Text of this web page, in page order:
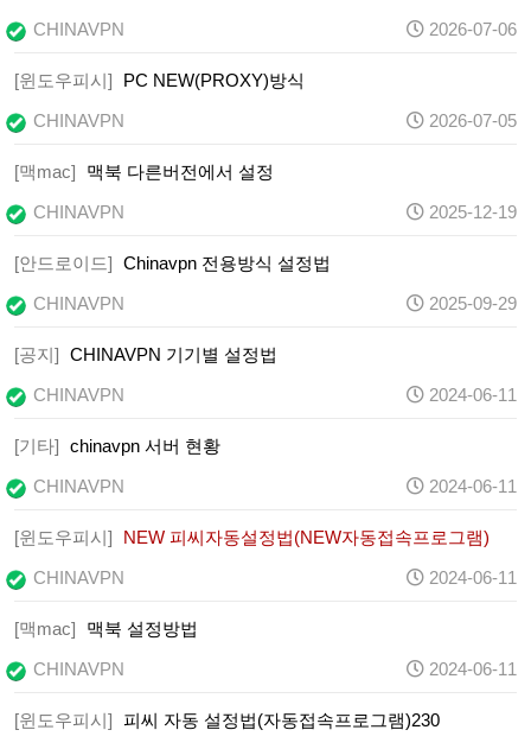
CHINAVPN
2026-07-06
[윈도우피시]
PC NEW(PROXY)방식
CHINAVPN
2026-07-05
[맥mac]
맥북 다른버전에서 설정
CHINAVPN
2025-12-19
[안드로이드] Chinavpn 전용방식 설정법
CHINAVPN
2025-09-29
[공지] CHINAVPN 기기별 설정법
CHINAVPN
2024-06-11
[기타] chinavpn 서버 현황
CHINAVPN
2024-06-11
[윈도우피시]
NEW 피씨자동설정법(NEW자동접속프로그램)
CHINAVPN
2024-06-11
[맥mac]
맥북 설정방법
CHINAVPN
2024-06-11
[윈도우피시]
피씨 자동 설정법(자동접속프로그램)230